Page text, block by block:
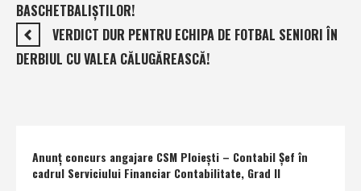
BASCHETBALIŞTILOR!
VERDICT DUR PENTRU ECHIPA DE FOTBAL SENIORI ÎN
DERBIUL CU VALEA CĂLUGĂREASCĂ!
Anunţ concurs angajare CSM Ploieşti – Contabil Şef în
cadrul Serviciului Financiar Contabilitate, Grad II